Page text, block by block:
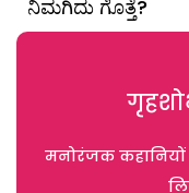
ನಿಮಗಿದು ಗೊತ್ತೆ?
मनोरंजक